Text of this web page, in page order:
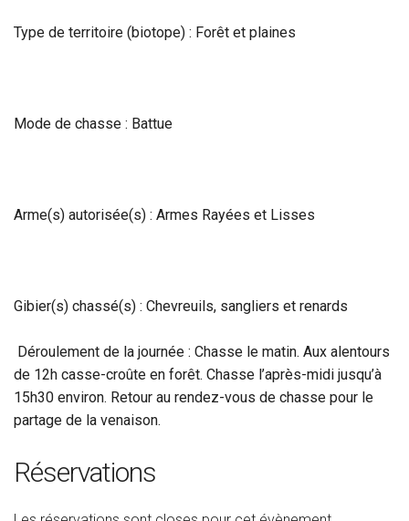
Type de territoire (biotope) : Forêt et plaines
Mode de chasse : Battue
Arme(s) autorisée(s) : Armes Rayées et Lisses
Gibier(s) chassé(s) : Chevreuils, sangliers et renards
Déroulement de la journée : Chasse le matin. Aux alentours
de 12h casse-croûte en forêt. Chasse l’après-midi jusqu’à
15h30 environ. Retour au rendez-vous de chasse pour le
partage de la venaison.
Réservations